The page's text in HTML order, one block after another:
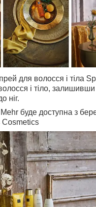
для волосся і тіла
і тіло,
ніг.
буде доступна з
Cosmetics